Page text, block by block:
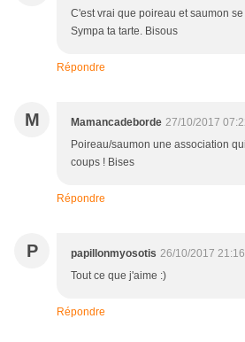
C'est vrai que poireau et saumon
Sympa ta tarte. Bisous
Répondre
M Mamancadeborde 27/10/2017
Poireau/saumon une association
coups ! Bises
Répondre
P papillonmyosotis 26/10/2017 21:16
Tout ce que j'aime :)
Répondre